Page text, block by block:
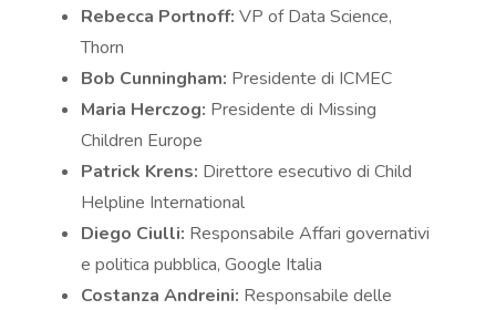
Rebecca Portnoff: VP of Data Science,
Thorn
Bob Cunningham: Presidente di ICMEC
Maria Herczog: Presidente di Missing
Children Europe
Patrick Krens: Direttore esecutivo di Child
Helpline International
Diego Ciulli: Responsabile Affari governativi
e politica pubblica, Google Italia
Costanza Andreini: Responsabile delle